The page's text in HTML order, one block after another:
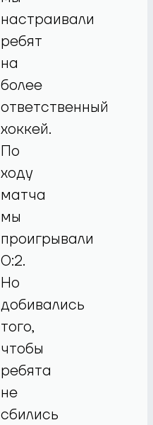
настраивали
ребят
на
более
ответственный
хоккей.
По
ходу
матча
мы
проигрывали
0:2.
Но
добивались
того,
чтобы
ребята
не
сбились